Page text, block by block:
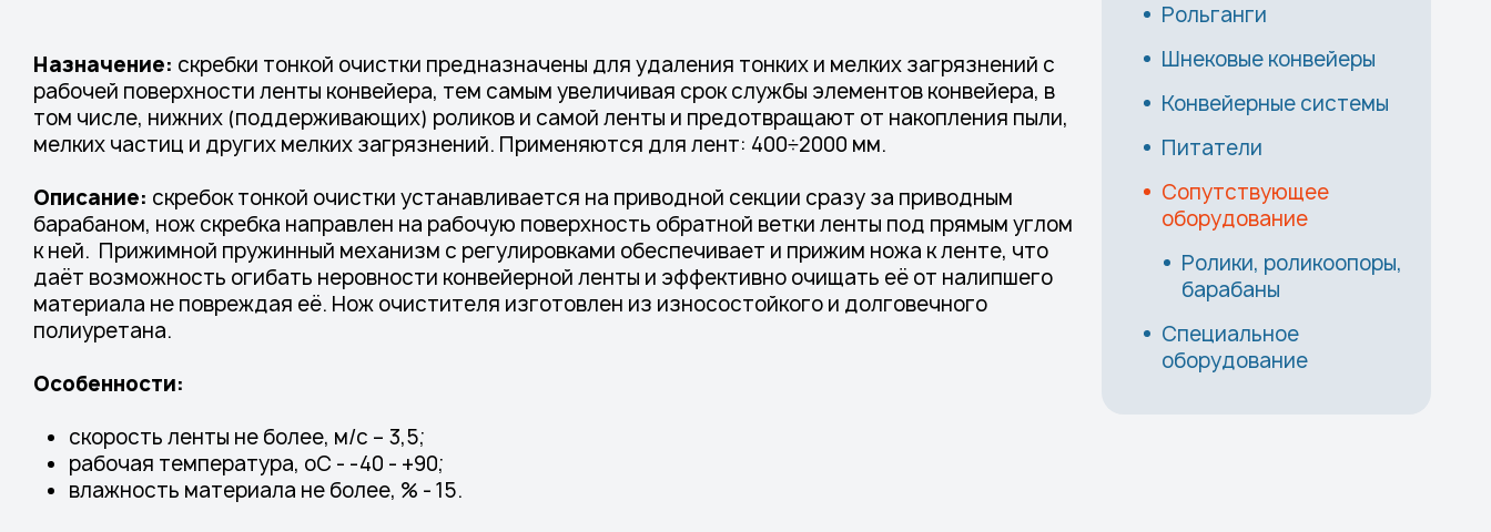
Назначение: скребки тонкой очистки предназначены для удаления тонких и мелких загрязнений с
рабочей поверхности ленты конвейера, тем самым увеличивая срок службы элементов конвейера, в
том числе, нижних (поддерживающих) роликов и самой ленты и предотвращают от накопления пыли,
мелких частиц и других мелких загрязнений. Применяются для лент: 400÷2000 мм.
Описание: скребок тонкой очистки устанавливается на приводной секции сразу за приводным
барабаном, нож скребка направлен на рабочую поверхность обратной ветки ленты под прямым углом
к ней. Прижимной пружинный механизм с регулировками обеспечивает и прижим ножа к ленте, что
даёт возможность огибать неровности конвейерной ленты и эффективно очищать её от налипшего
материала не повреждая её. Нож очистителя изготовлен из износостойкого и долговечного
полиуретана.
Особенности:
скорость ленты не более, м/с – 3,5;
рабочая температура, оС - -40 - +90;
влажность материала не более, % - 15.
Рольганги
Шнековые конвейеры
Конвейерные системы
Питатели
Сопутствующее
оборудование
Ролики, роликоопоры,
барабаны
Специальное
оборудование